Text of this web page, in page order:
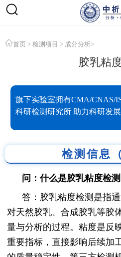
首页 > 检测项目 > 成分分析>
胶乳粘
旗下实验室拥有CMA/CNAS/
科研检测研究所 助力科研发展
检测信息
问：什么是胶乳粘度检测
答：胶乳粘度检测是指
对天然胶乳、合成胶乳等胶
量与分析的过程。粘度是反
重要指标，直接影响后续加